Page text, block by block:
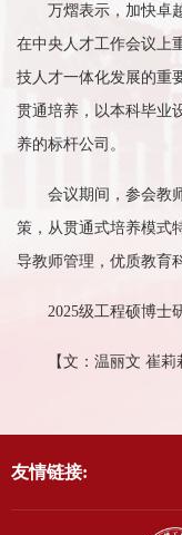
万熠表示，加快卓
在中央人才工作会议上
技人才一体化发展的重
贯通培养，以本科毕业
养的标杆公司。
会议期间，参会教
策，从贯通式培养模式
导教师管理，优质教育
2025级工程硕博士
【文：温丽文 崔
友情链接: